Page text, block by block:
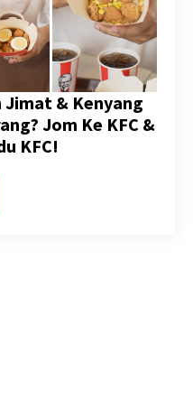
Jimat & Kenyang
Jom Ke KFC &
KFC!